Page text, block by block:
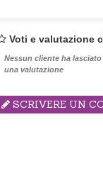
Voti e valutazione
Nessun cliente ha lasciato
una valutazione
SCRIVERE UN